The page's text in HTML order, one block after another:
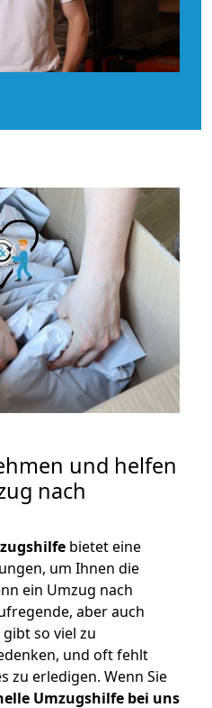
und helfen
nach
bietet eine
um Ihnen die
ein Umzug nach
aber auch
so viel zu
und oft fehlt
zu erledigen. Wenn Sie
Umzugshilfe bei uns